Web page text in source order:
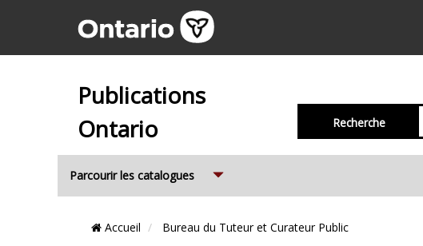
Publications
Ontario
Recherche
Parcourir les catalogues
Emplacement
Accueil Bureau du Tuteur et Curateur Public